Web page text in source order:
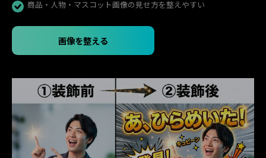
商品・人物・マスコット画像の見せ方を整えやすい
画像を整える